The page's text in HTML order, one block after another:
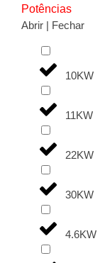
Potências
Abrir | Fechar
10KW
11KW
22KW
30KW
4.6KW